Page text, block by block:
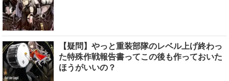
【疑問】やっと重装部隊のレベル上げ終わっ
た特殊作戦報告書ってこの後も作っておいた
ほうがいいの？